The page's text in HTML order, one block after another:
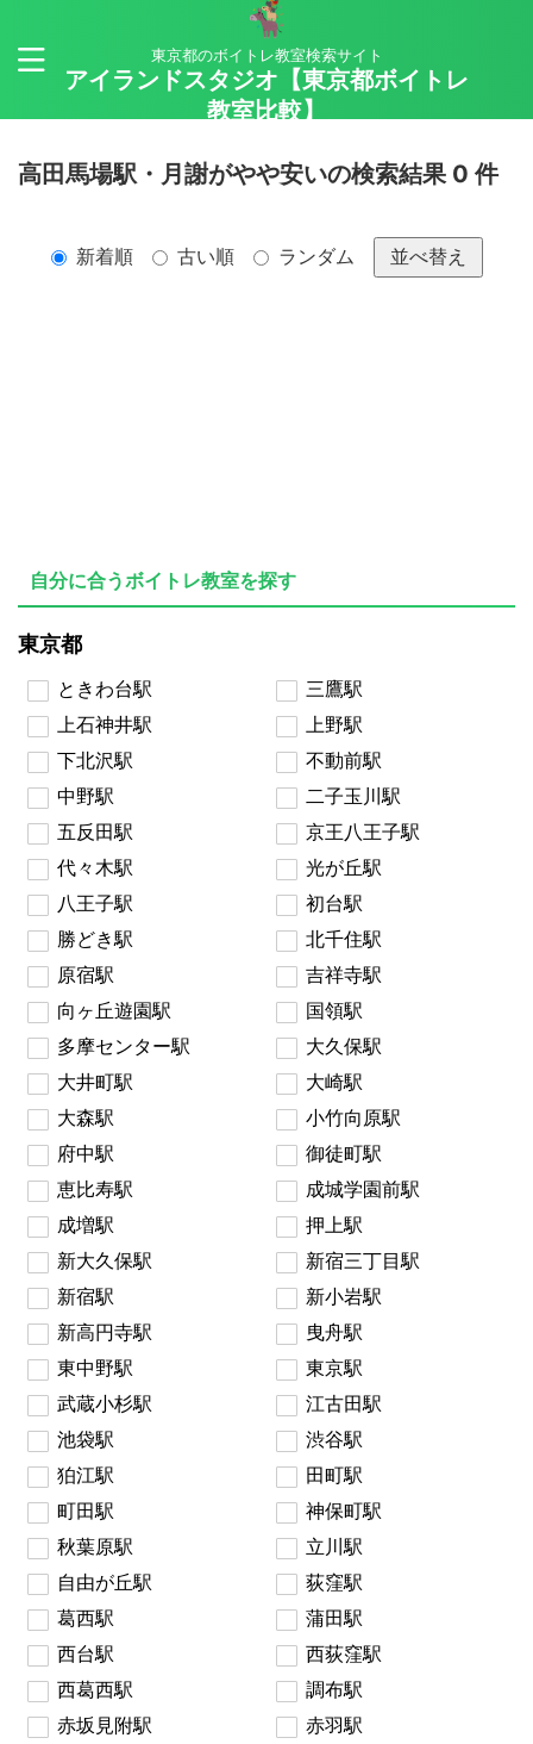
東京都のボイトレ教室検索サイト
アイランドスタジオ【東京都ボイトレ
教室比較】
高田馬場駅・月謝がやや安いの検索結果 0 件
新着順 古い順 ランダム 並べ替え
自分に合うボイトレ教室を探す
東京都
ときわ台駅
三鷹駅
上石神井駅
上野駅
下北沢駅
不動前駅
中野駅
二子玉川駅
五反田駅
京王八王子駅
代々木駅
光が丘駅
八王子駅
初台駅
勝どき駅
北千住駅
原宿駅
吉祥寺駅
向ヶ丘遊園駅
国領駅
多摩センター駅
大久保駅
大井町駅
大崎駅
大森駅
小竹向原駅
府中駅
御徒町駅
恵比寿駅
成城学園前駅
成増駅
押上駅
新大久保駅
新宿三丁目駅
新宿駅
新小岩駅
新高円寺駅
曳舟駅
東中野駅
東京駅
武蔵小杉駅
江古田駅
池袋駅
渋谷駅
狛江駅
田町駅
町田駅
神保町駅
秋葉原駅
立川駅
自由が丘駅
荻窪駅
葛西駅
蒲田駅
西台駅
西荻窪駅
西葛西駅
調布駅
赤坂見附駅
赤羽駅